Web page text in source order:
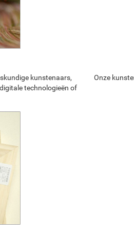
kunstenaars,
technologieën of
Onze